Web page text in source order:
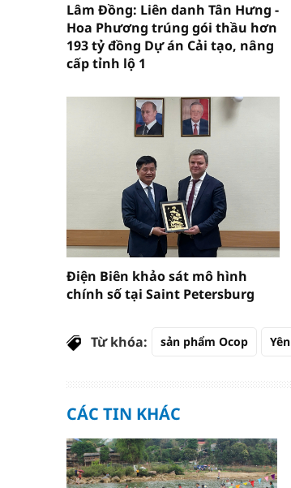
Lâm Đồng: Liên danh Tân Hưng -
Hoa Phương trúng gói thầu hơn
193 tỷ đồng Dự án Cải tạo, nâng
cấp tỉnh lộ 1
Điện Biên khảo sát mô hình
chính số tại Saint Petersburg
Từ khóa: sản phẩm Ocop
CÁC TIN KHÁC